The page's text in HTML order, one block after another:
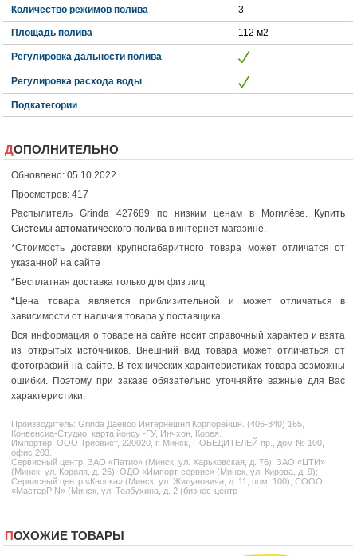
Количество режимов полива 3
Площадь полива 112 м2
Регулировка дальности полива
Регулировка расхода воды
Подкатегории
ДОПОЛНИТЕЛЬНО
Обновлено: 05.10.2022
Просмотров: 417
Распылитель Grinda 427689 по низким ценам в Могилёве.
Купить
Системы автоматического полива в интернет магазине.
*Стоимость доставки крупногабаритного товара может отличатся от
указанной на сайте
*Бесплатная доставка только для физ лиц.
*Цена товара является приблизительной и может отличаться в
зависимости от наличия товара у поставщика
Вся информация о товаре на сайте носит справочный характер и взята
из открытых источников. Внешний вид товара может отличаться от
фотографий на сайте. В технических характеристиках товара возможны
ошибки. Поэтому при заказе обязательно уточняйте важные для Вас
характеристики.
Производитель:Grinda Даевоо Интернешнл Корпорейшн. (406-840) 165,
Конвенсиа-Студио, карта йонсу -ГУ, Инчхон, Корея.
Импортёр: ООО Триовист, 220020, г. Минск, ПОБЕДИТЕЛЕЙ пр., дом № 100,
офис 203.
Сервисный центр: ЗАО «Патио» (Минск, ул. Харьковская, д. 76); ЗАО «ЦТИ»
(Минск, ул. Короля, д. 26); ОДО «Импорт-сервис» (Минск, ул. Кирова, д. 9);
Сервисный центр «Кнопка» (Минск, ул. Жилуновича, д. 11, пом. 100); СООО
«МастерPIN» (Минск, ул. Толбухина, д. 2 (бизнес-центр
ПОХОЖИЕ ТОВАРЫ